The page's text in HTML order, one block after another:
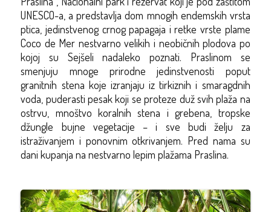
UNESCO-a, a predstavlja dom mnogih endemskih vrsta
ptica, jedinstvenog crnog papagaja i retke vrste plame
Coco de Mer nestvarno velikih i neobičnih plodova po
kojoj su Sejšeli nadaleko poznati. Praslinom se
smenjuju mnoge prirodne jedinstvenosti poput
granitnih stena koje izranjaju iz tirkiznih i smaragdnih
voda, puderasti pesak koji se proteze duž svih plaža na
ostrvu, mnoštvo koralnih stena i grebena, tropske
džungle bujne vegetacije – i sve budi želju za
istraživanjem i ponovnim otkrivanjem. Pred nama su
dani kupanja na nestvarno lepim plažama Praslina.